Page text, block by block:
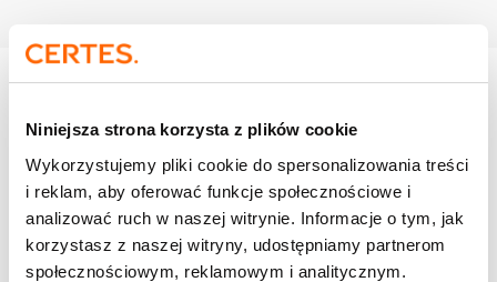
Niniejsza strona korzysta z plików cookie
Wykorzystujemy pliki cookie do spersonalizowania treści
i reklam, aby oferować funkcje społecznościowe i
analizować ruch w naszej witrynie. Informacje o tym, jak
korzystasz z naszej witryny, udostępniamy partnerom
społecznościowym, reklamowym i analitycznym.
Chcesz wiedzieć więcej?
Wypełnij formularz,
a skontaktujemy się z Tobą!
Pole oznaczone symbolem * jest polem
obowiązkowym